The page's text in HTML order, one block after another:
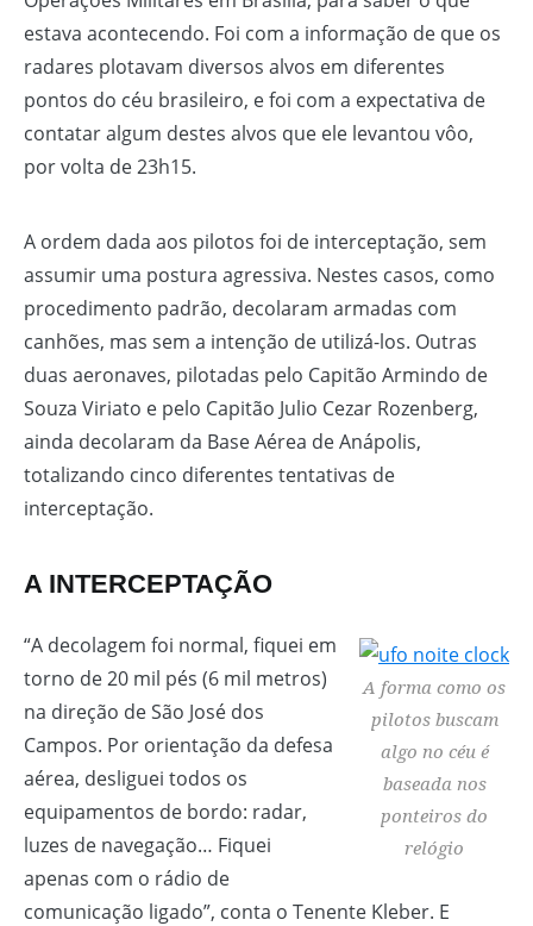
estava acontecendo. Foi com a informação de que os
radares plotavam diversos alvos em diferentes
pontos do céu brasileiro, e foi com a expectativa de
contatar algum destes alvos que ele levantou vôo,
por volta de 23h15.
A ordem dada aos pilotos foi de interceptação, sem
assumir uma postura agressiva. Nestes casos, como
procedimento padrão, decolaram armadas com
canhões, mas sem a intenção de utilizá-los. Outras
duas aeronaves, pilotadas pelo Capitão Armindo de
Souza Viriato e pelo Capitão Julio Cezar Rozenberg,
ainda decolaram da Base Aérea de Anápolis,
totalizando cinco diferentes tentativas de
interceptação.
A INTERCEPTAÇÃO
A forma como os
pilotos buscam
algo no céu é
baseada nos
ponteiros do
relógio
“A decolagem foi normal, fiquei em
torno de 20 mil pés (6 mil metros)
na direção de São José dos
Campos. Por orientação da defesa
aérea, desliguei todos os
equipamentos de bordo: radar,
luzes de navegação… Fiquei
apenas com o rádio de
comunicação ligado”, conta o Tenente Kleber. E